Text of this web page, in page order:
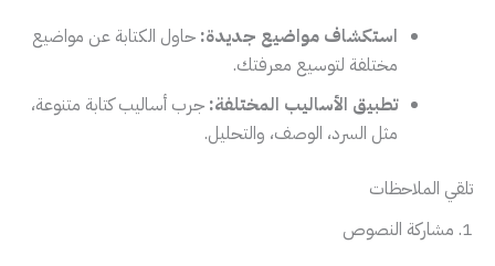
استكشاف مواضيع جديدة: حاول الكتابة عن مواضيع
مختلفة لتوسيع معرفتك.
تطبيق الأساليب المختلفة: جرب أساليب كتابة متنوعة،
مثل السرد، الوصف، والتحليل.
تلقي الملاحظات
1. مشاركة النصوص